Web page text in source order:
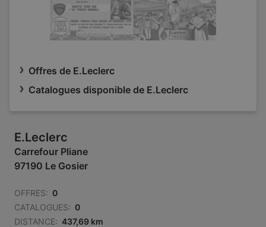
Offres de E.Leclerc
Catalogues disponible de E.Leclerc
E.Leclerc
Carrefour Pliane
97190 Le Gosier
OFFRES: 0
CATALOGUES: 0
DISTANCE: 437,69 km